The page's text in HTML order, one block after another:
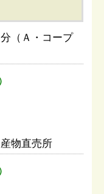
（Ａ・コープ
物直売所